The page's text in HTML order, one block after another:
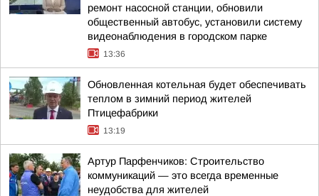
ремонт насосной станции, обновили
общественный автобус, установили систему
видеонаблюдения в городском парке
13:36
Обновленная котельная будет обеспечивать
теплом в зимний период жителей
Птицефабрики
13:19
Артур Парфенчиков: Строительство
коммуникаций — это всегда временные
неудобства для жителей